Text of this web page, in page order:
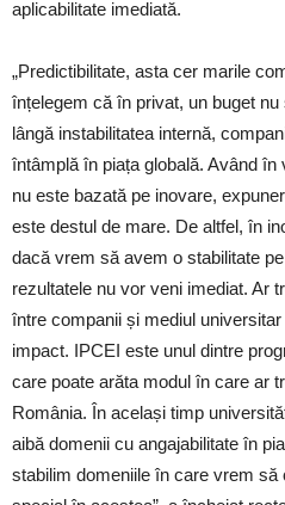
aplicabilitate imediată.
„Predictibilitate, asta cer marile
înțelegem că în privat, un buget
lângă instabilitatea internă,
întâmplă în piața globală. Având
nu este bazată pe inovare,
este destul de mare. De altfel, în
dacă vrem să avem o stabilitate
rezultatele nu vor veni imediat. Ar
între companii și mediul
impact. IPCEI este unul dintre
care poate arăta modul în care ar
România. În același timp
aibă domenii cu angajabilitate în
stabilim domeniile în care vrem